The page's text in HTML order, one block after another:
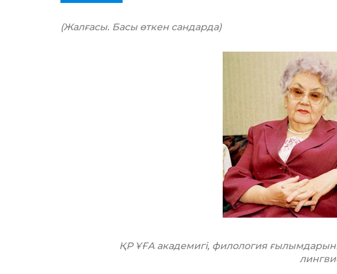
(Жалғасы. Басы өткен сандарда)
ҚР ҰҒА академигi, филология